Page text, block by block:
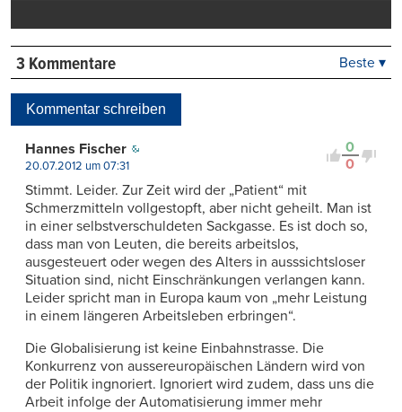
3 Kommentare Beste ▾
Kommentar schreiben
0
0
Hannes Fischer
20.07.2012 um 07:31
Stimmt. Leider. Zur Zeit wird der „Patient“ mit
Schmerzmitteln vollgestopft, aber nicht geheilt. Man ist
in einer selbstverschuldeten Sackgasse. Es ist doch so,
dass man von Leuten, die bereits arbeitslos,
ausgesteuert oder wegen des Alters in ausssichtsloser
Situation sind, nicht Einschränkungen verlangen kann.
Leider spricht man in Europa kaum von „mehr Leistung
in einem längeren Arbeitsleben erbringen“.
Die Globalisierung ist keine Einbahnstrasse. Die
Konkurrenz von aussereuropäischen Ländern wird von
der Politik ingnoriert. Ignoriert wird zudem, dass uns die
Arbeit infolge der Automatisierung immer mehr